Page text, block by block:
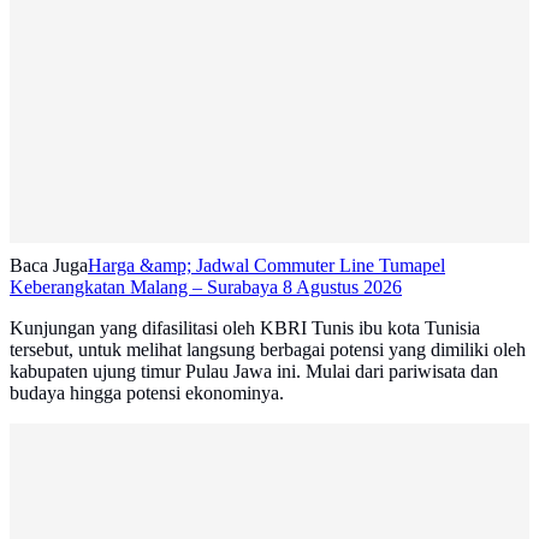
Baca JugaHarga &amp; Jadwal Commuter Line Tumapel
Keberangkatan Malang – Surabaya 8 Agustus 2026
Kunjungan yang difasilitasi oleh KBRI Tunis ibu kota Tunisia
tersebut, untuk melihat langsung berbagai potensi yang dimiliki oleh
kabupaten ujung timur Pulau Jawa ini. Mulai dari pariwisata dan
budaya hingga potensi ekonominya.